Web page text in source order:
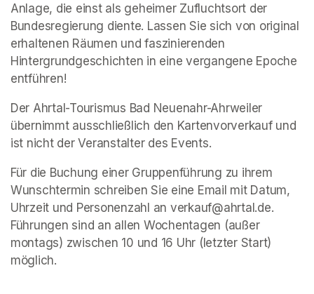
Anlage, die einst als geheimer Zufluchtsort der
Bundesregierung diente. Lassen Sie sich von original
erhaltenen Räumen und faszinierenden
Hintergrundgeschichten in eine vergangene Epoche
entführen!
Der Ahrtal-Tourismus Bad Neuenahr-Ahrweiler
übernimmt ausschließlich den Kartenvorverkauf und
ist nicht der Veranstalter des Events.
Für die Buchung einer Gruppenführung zu ihrem
Wunschtermin schreiben Sie eine Email mit Datum,
Uhrzeit und Personenzahl an verkauf@ahrtal.de.
Führungen sind an allen Wochentagen (außer
montags) zwischen 10 und 16 Uhr (letzter Start)
möglich.